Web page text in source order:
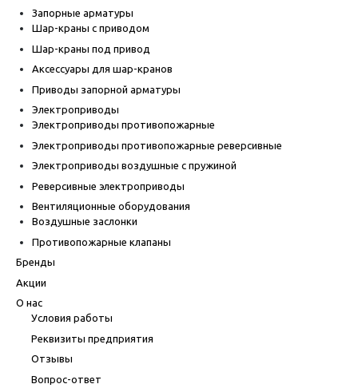
Запорные арматуры
Шар-краны с приводом
Шар-краны под привод
Аксессуары для шар-кранов
Приводы запорной арматуры
Электроприводы
Электроприводы противопожарные
Электроприводы противопожарные реверсивные
Электроприводы воздушные с пружиной
Реверсивные электроприводы
Вентиляционные оборудования
Воздушные заслонки
Противопожарные клапаны
Бренды
Акции
О нас
Условия работы
Реквизиты предприятия
Отзывы
Вопрос-ответ